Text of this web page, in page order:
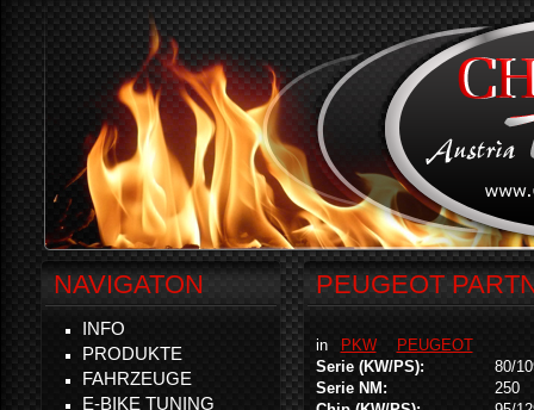
PEUGEOT
in PKW
PEUGEOT
Serie (KW/PS):
80/
Serie NM:
250
NAVIGATON
INFO
PRODUKTE
FAHRZEUGE
E-BIKE TUNING